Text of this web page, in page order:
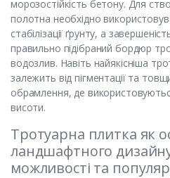
морозостійкість бетону. Для
полотна необхідно
стабілізації ґрунту, а
правильно підібраний бордюр
водозлив. Навіть найякісніша
залежить від пігментації та
обрамлення, де
висоти.
Тротуарна плитка як
ландшафтного
можливості та